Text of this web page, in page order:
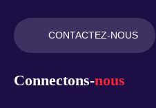
CONTACTEZ-NOUS
Connectons-nous